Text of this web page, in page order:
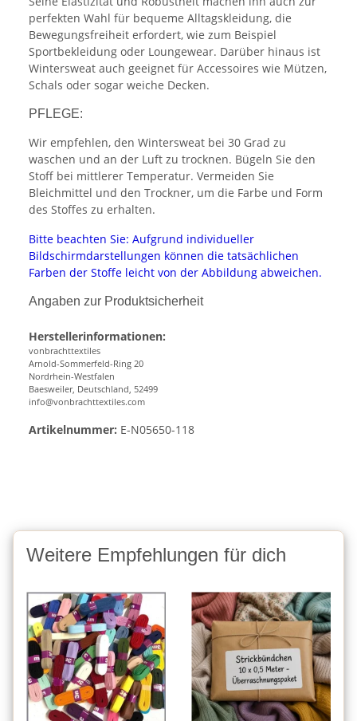
perfekten Wahl für bequeme Alltagskleidung, die
Bewegungsfreiheit erfordert, wie zum Beispiel
Sportbekleidung oder Loungewear. Darüber hinaus ist
Wintersweat auch geeignet für Accessoires wie Mützen,
Schals oder sogar weiche Decken.
PFLEGE:
Wir empfehlen, den Wintersweat bei 30 Grad zu
waschen und an der Luft zu trocknen. Bügeln Sie den
Stoff bei mittlerer Temperatur. Vermeiden Sie
Bleichmittel und den Trockner, um die Farbe und Form
des Stoffes zu erhalten.
Bitte beachten Sie: Aufgrund individueller
Bildschirmdarstellungen können die tatsächlichen
Farben der Stoffe leicht von der Abbildung abweichen.
Angaben zur Produktsicherheit
Herstellerinformationen:
vonbrachttextiles
Arnold-Sommerfeld-Ring 20
Nordrhein-Westfalen
Baesweiler, Deutschland, 52499
info@vonbrachttextiles.com
Artikelnummer: E-N05650-118
Weitere Empfehlungen für dich